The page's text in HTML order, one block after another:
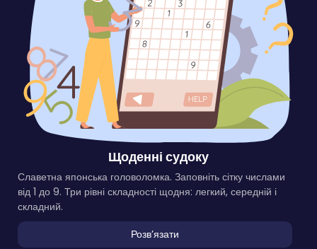
Щоденні судоку
Славетна японська головоломка. Заповніть сітку числами
від 1 до 9. Три рівні складності щодня: легкий, середній і
складний.
Розвʼязати